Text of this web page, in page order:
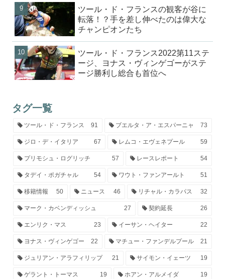
ツール・ド・フランスの観客が谷に
転落！？手を差し伸べたのは偉大な
チャンピオンたち
ツール・ド・フランス2022第11ステ
ージ、ヨナス・ヴィンゲゴーがステ
ージ勝利し総合も首位へ
タグ一覧
ツール・ド・フランス 91 ブエルタ・ア・エスパーニャ 73
ジロ・デ・イタリア 67 レムコ・エヴェネプール 59
プリモシュ・ログリッチ 57 レースレポート 54
タデイ・ポガチャル 54 ワウト・ファンアールト 51
移籍情報 50 ニュース 46 リチャル・カラパス 32
マーク・カベンディッシュ 27 契約延長 26
エンリク・マス 23 イーサン・ヘイター 22
ヨナス・ヴィンゲゴー 22 マチュー・ファンデルプール 21
ジュリアン・アラフィリップ 21 サイモン・イェーツ 19
ゲラント・トーマス 19 ホアン・アルメイダ 19